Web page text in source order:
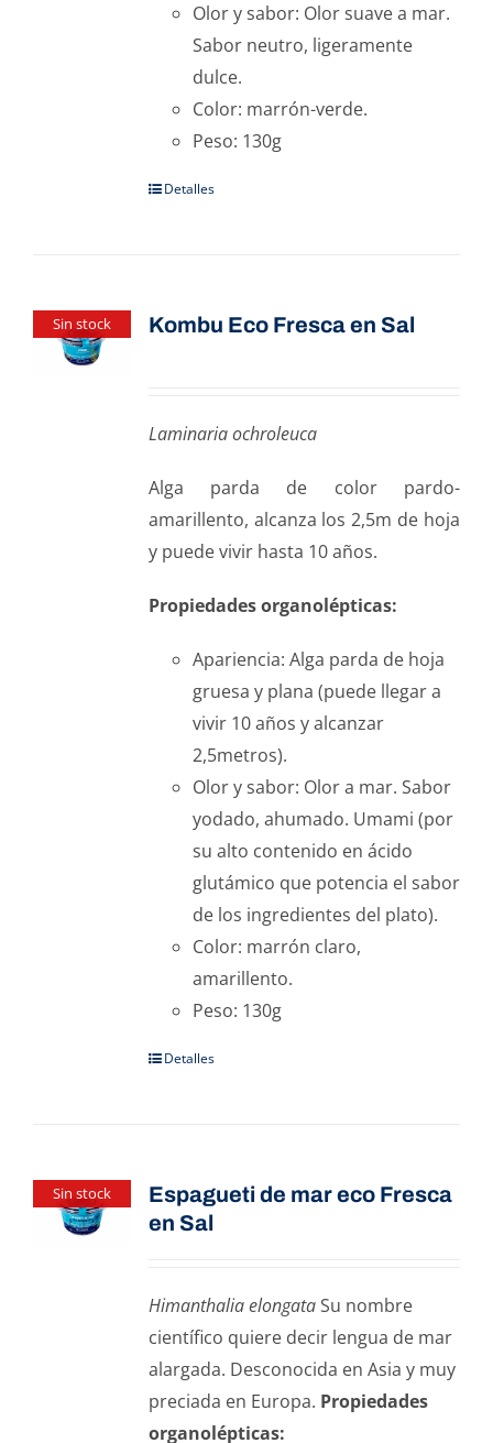
Olor y sabor: Olor suave a mar.
Sabor neutro, ligeramente
dulce.
Color: marrón-verde.
Peso: 130g
Detalles
Sin stock Kombu Eco Fresca en Sal
Laminaria ochroleuca
Alga parda de color pardo-
amarillento, alcanza los 2,5m de hoja
y puede vivir hasta 10 años.
Propiedades organolépticas:
Apariencia: Alga parda de hoja
gruesa y plana (puede llegar a
vivir 10 años y alcanzar
2,5metros).
Olor y sabor: Olor a mar. Sabor
yodado, ahumado. Umami (por
su alto contenido en ácido
glutámico que potencia el sabor
de los ingredientes del plato).
Color: marrón claro,
amarillento.
Peso: 130g
Detalles
Sin stock
Espagueti de mar eco Fresca
en Sal
Himanthalia elongataSu nombre
científico quiere decir lengua de mar
alargada. Desconocida en Asia y muy
preciada en Europa. Propiedades
organolépticas: